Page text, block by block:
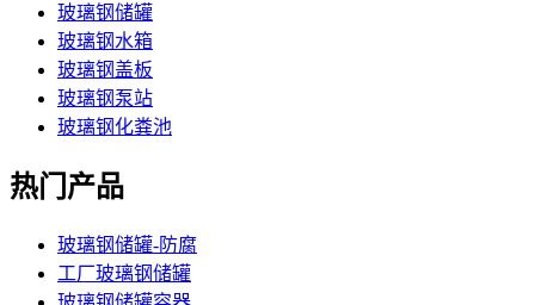
玻璃钢储罐
玻璃钢水箱
玻璃钢盖板
玻璃钢泵站
玻璃钢化粪池
热门产品
玻璃钢储罐-防腐
工厂玻璃钢储罐